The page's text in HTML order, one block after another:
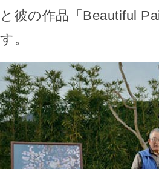
と彼の作品「Beautiful
す。